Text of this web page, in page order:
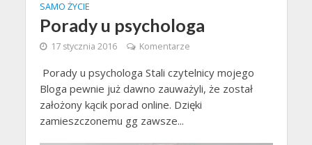
SAMO ŻYCIE
Porady u psychologa
17 stycznia 2016 Komentarze
Porady u psychologa Stali czytelnicy mojego
Bloga pewnie już dawno zauważyli, że został
założony kącik porad online. Dzięki
zamieszczonemu gg zawsze...